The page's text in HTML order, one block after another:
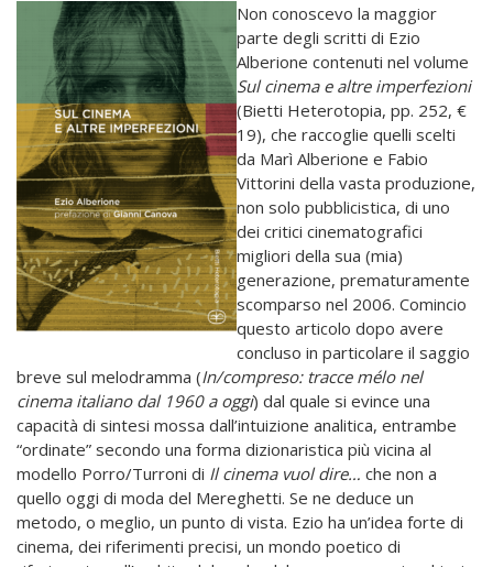
Non conoscevo la maggior
parte degli scritti di Ezio
Alberione contenuti nel volume
Sul cinema e altre imperfezioni
(Bietti Heterotopia, pp. 252, €
19), che raccoglie quelli scelti
da Marì Alberione e Fabio
Vittorini della vasta produzione,
non solo pubblicistica, di uno
dei critici cinematografici
migliori della sua (mia)
generazione, prematuramente
scomparso nel 2006. Comincio
questo articolo dopo avere
concluso in particolare il saggio
breve sul melodramma (In/compreso: tracce mélo nel
cinema italiano dal 1960 a oggi) dal quale si evince una
capacità di sintesi mossa dall’intuizione analitica, entrambe
“ordinate” secondo una forma dizionaristica più vicina al
modello Porro/Turroni di Il cinema vuol dire… che non a
quello oggi di moda del Mereghetti. Se ne deduce un
metodo, o meglio, un punto di vista. Ezio ha un’idea forte di
cinema, dei riferimenti precisi, un mondo poetico di